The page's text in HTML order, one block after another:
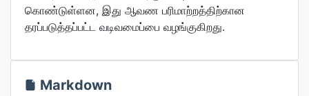
கொண்டுள்ளன, இது ஆவண பரிமாற்றத்திற்கான
தரப்படுத்தப்பட்ட வடிவமைப்பை வழங்குகிறது.
Markdown